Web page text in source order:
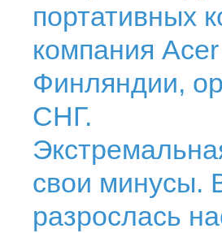
портативных
компания
Финляндии,
СНГ.
свои минусы.
разрослась